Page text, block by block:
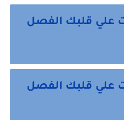
علي قلبك الفصل
علي قلبك الفصل